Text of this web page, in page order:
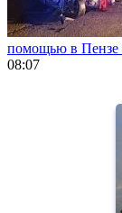
помощью в Пензе
08:07